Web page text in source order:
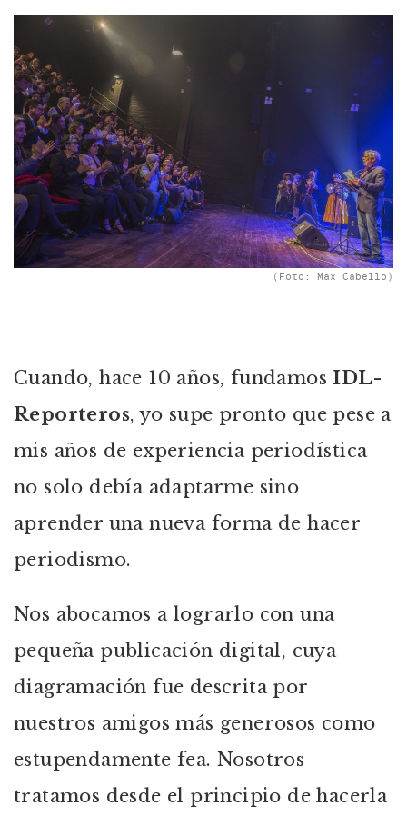
(Foto: Max Cabello)
Cuando, hace 10 años, fundamos IDL-
Reporteros, yo supe pronto que pese a
mis años de experiencia periodística
no solo debía adaptarme sino
aprender una nueva forma de hacer
periodismo.
Nos abocamos a lograrlo con una
pequeña publicación digital, cuya
diagramación fue descrita por
nuestros amigos más generosos como
estupendamente fea. Nosotros
tratamos desde el principio de hacerla